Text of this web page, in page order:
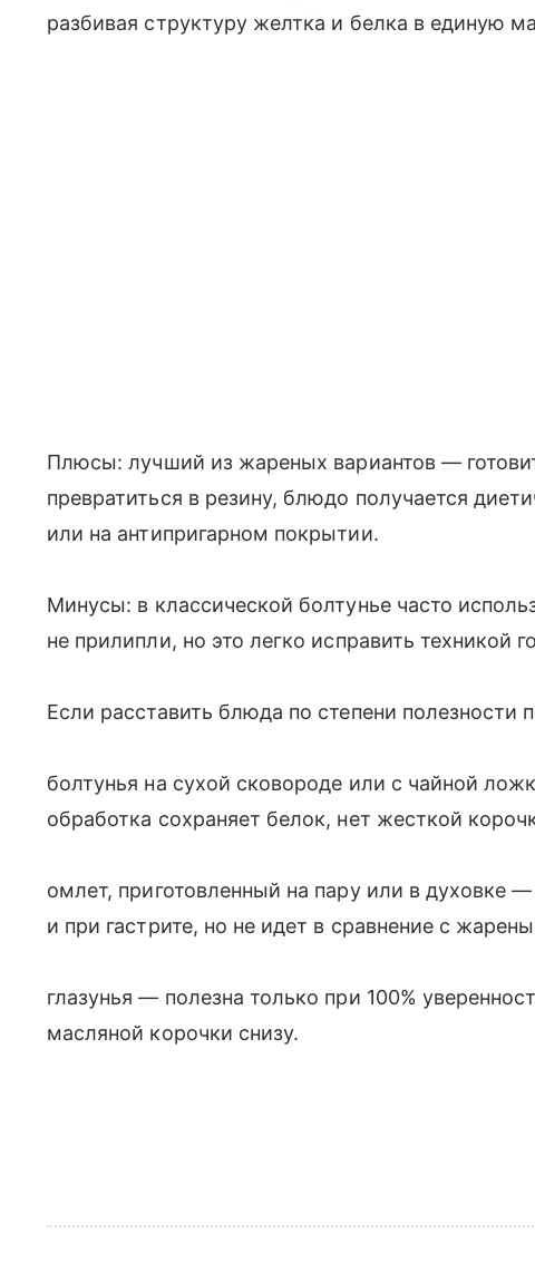
разбивая структуру желтка и белка в единую
Плюсы: лучший из жареных вариантов —
превратиться в резину, блюдо получается
или на антипригарном покрытии.
Минусы: в классической болтунье часто
не прилипли, но это легко исправить техникой
Если расставить блюда по степени полезности
болтунья на сухой сковороде или с чайной
обработка сохраняет белок, нет жесткой
омлет, приготовленный на пару или в духовке
и при гастрите, но не идет в сравнение с
глазунья — полезна только при 100%
масляной корочки снизу.